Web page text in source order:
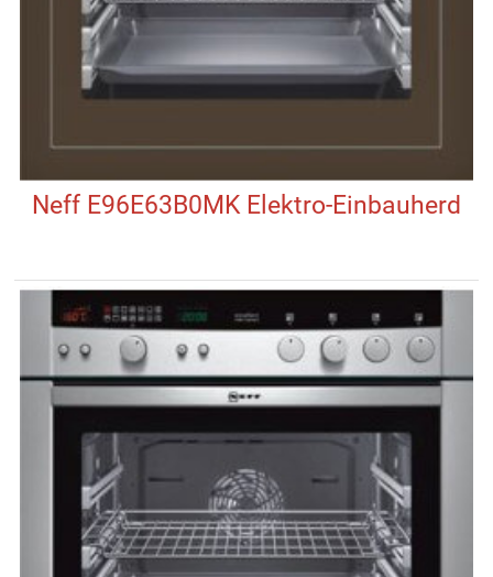
Neff E96E63B0MK Elektro-Einbauherd